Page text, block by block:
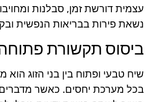
עצמית דורשת זמן, סבלנות
נשאת פירות בבריאות הנפשית
ביסוס תקשורת
שיח טבעי ופתוח בין בני הזוג
בכל מערכת יחסים. כאשר